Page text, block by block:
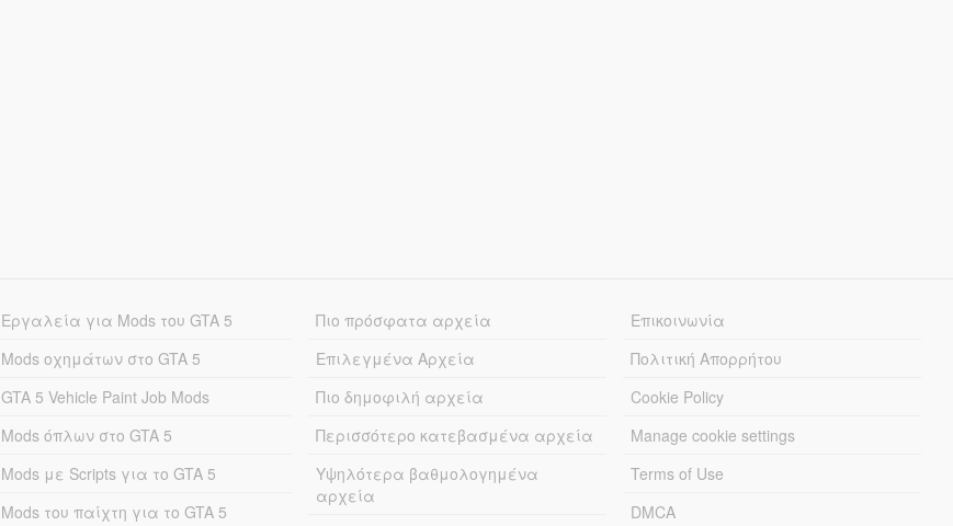
Εργαλεία για Mods του GTA 5
Mods οχημάτων στο GTA 5
GTA 5 Vehicle Paint Job Mods
Mods όπλων στο GTA 5
Mods με Scripts για το GTA 5
Mods του παίχτη για το GTA 5
Πιο πρόσφατα αρχεία
Επιλεγμένα Αρχεία
Πιο δημοφιλή αρχεία
Περισσότερο κατεβασμένα αρχεία
Υψηλότερα βαθμολογημένα
αρχεία
Επικοινωνία
Πολιτική Απορρήτου
Cookie Policy
Manage cookie settings
Terms of Use
DMCA